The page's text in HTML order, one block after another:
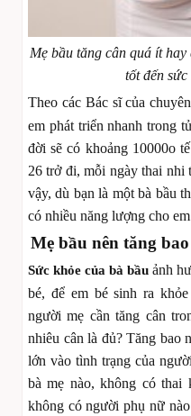
Mẹ bầu tăng cân quá ít
tốt đến sức
Theo các Bác sĩ của
em phát triển nhanh trong
đời sẽ có khoảng 10000o
26 trở đi, mỗi ngày thai
vậy, dù bạn là một bà bầu
có nhiều năng lượng cho
Mẹ bầu nên tăng
Sức khỏe của bà bầu ảnh
bé, để em bé sinh ra
người mẹ cần tăng cân
nhiêu cân là đủ? Tăng bao
lớn vào tình trạng của
bà mẹ nào, không có thai
không có người phụ nữ